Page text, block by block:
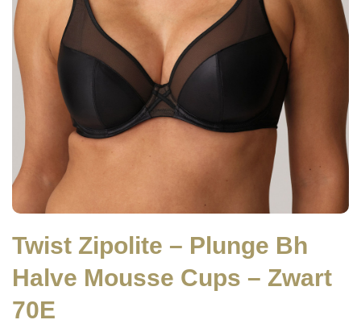
Twist Zipolite – Plunge Bh
Halve Mousse Cups – Zwart
70E